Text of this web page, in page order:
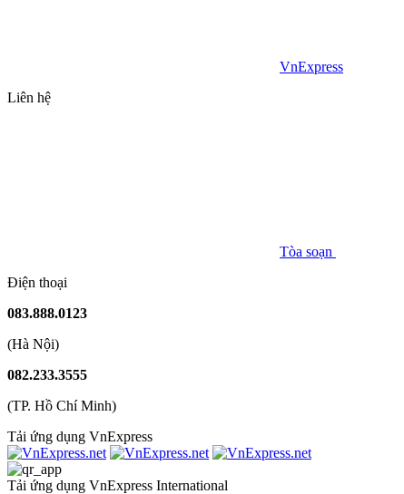
VnExpress
Liên hệ
Tòa soạn
Điện thoại
083.888.0123
(Hà Nội)
082.233.3555
(TP. Hồ Chí Minh)
Tải ứng dụng VnExpress
Tải ứng dụng VnExpress International